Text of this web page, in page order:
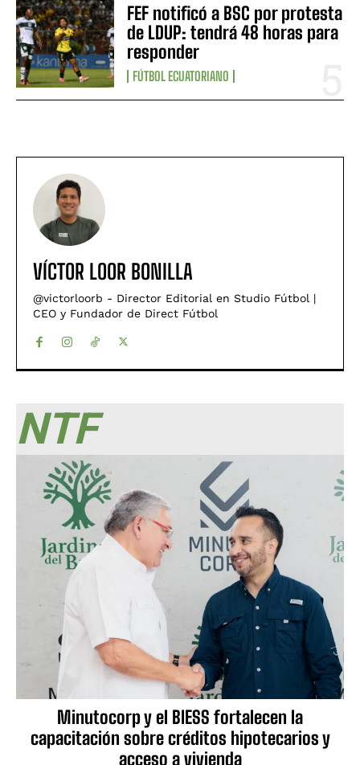
FEF notificó a BSC por protesta
de LDUP: tendrá 48 horas para
responder
FÚTBOL ECUATORIANO
VÍCTOR LOOR BONILLA
@victorloorb - Director Editorial en Studio Fútbol |
CEO y Fundador de Direct Fútbol
NTF
Minutocorp y el BIESS fortalecen la
capacitación sobre créditos hipotecarios y
acceso a vivienda